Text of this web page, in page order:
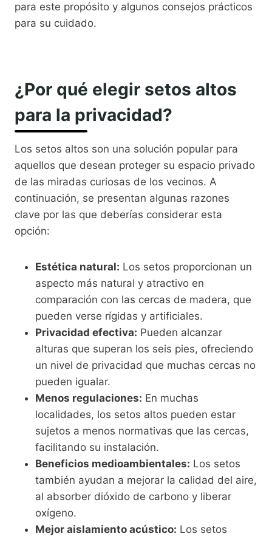
para este propósito y algunos consejos prácticos
para su cuidado.
¿Por qué elegir setos altos
para la privacidad?
Los setos altos son una solución popular para
aquellos que desean proteger su espacio privado
de las miradas curiosas de los vecinos. A
continuación, se presentan algunas razones
clave por las que deberías considerar esta
opción:
Estética natural: Los setos proporcionan un
aspecto más natural y atractivo en
comparación con las cercas de madera, que
pueden verse rígidas y artificiales.
Privacidad efectiva: Pueden alcanzar
alturas que superan los seis pies, ofreciendo
un nivel de privacidad que muchas cercas no
pueden igualar.
Menos regulaciones: En muchas
localidades, los setos altos pueden estar
sujetos a menos normativas que las cercas,
facilitando su instalación.
Beneficios medioambientales: Los setos
también ayudan a mejorar la calidad del aire,
al absorber dióxido de carbono y liberar
oxígeno.
Mejor aislamiento acústico: Los setos